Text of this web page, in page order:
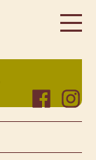
Facebook